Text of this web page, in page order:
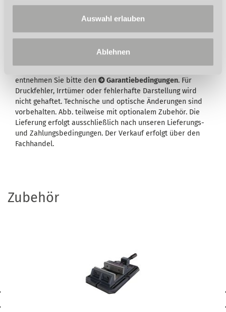
Auswahl erlauben
Ablehnen
Beschreibung des Lieferumfangs eine Garantie
ausgewiesen, bleiben Ihre gesetzlichen
entnehmen Sie bitte den
Garantiebedingungen. Für
Druckfehler, Irrtümer oder fehlerhafte Darstellung wird
nicht gehaftet. Technische und optische Änderungen sind
vorbehalten. Abb. teilweise mit optionalem Zubehör. Die
Lieferung erfolgt ausschließlich nach unseren Lieferungs-
und Zahlungsbedingungen. Der Verkauf erfolgt über den
Fachhandel.
Zubehör